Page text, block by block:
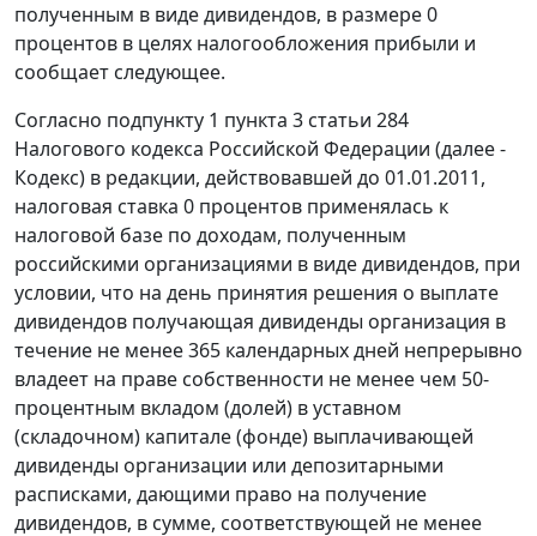
полученным в виде дивидендов, в размере 0
процентов в целях налогообложения прибыли и
сообщает следующее.
Согласно подпункту 1 пункта 3 статьи 284
Налогового кодекса Российской Федерации (далее -
Кодекс) в редакции, действовавшей до 01.01.2011,
налоговая ставка 0 процентов применялась к
налоговой базе по доходам, полученным
российскими организациями в виде дивидендов, при
условии, что на день принятия решения о выплате
дивидендов получающая дивиденды организация в
течение не менее 365 календарных дней непрерывно
владеет на праве собственности не менее чем 50-
процентным вкладом (долей) в уставном
(складочном) капитале (фонде) выплачивающей
дивиденды организации или депозитарными
расписками, дающими право на получение
дивидендов, в сумме, соответствующей не менее